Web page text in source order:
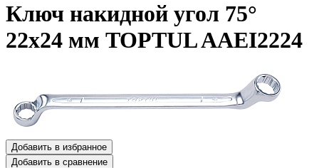
Ключ накидной угол 75°
22х24 мм TOPTUL AAEI2224
Добавить в избранное
Добавить в сравнение